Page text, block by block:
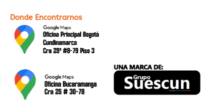
Donde Encontrarnos